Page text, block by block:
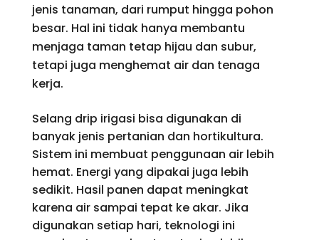
jenis tanaman, dari rumput hingga pohon
besar. Hal ini tidak hanya membantu
menjaga taman tetap hijau dan subur,
tetapi juga menghemat air dan tenaga
kerja.
Selang drip irigasi bisa digunakan di
banyak jenis pertanian dan hortikultura.
Sistem ini membuat penggunaan air lebih
hemat. Energi yang dipakai juga lebih
sedikit. Hasil panen dapat meningkat
karena air sampai tepat ke akar. Jika
digunakan setiap hari, teknologi ini